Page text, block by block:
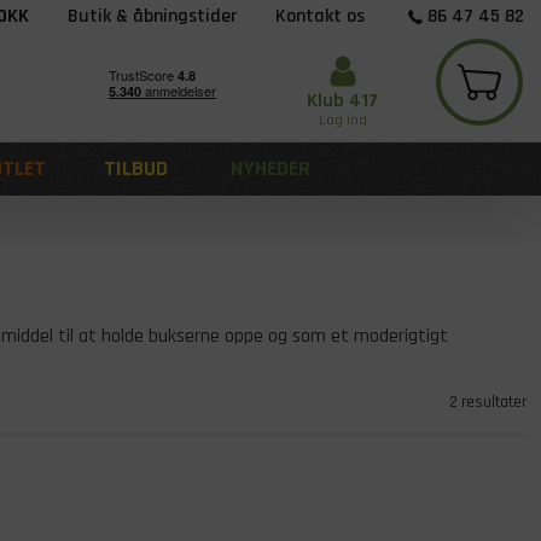
Butik & åbningstider Kontakt os
86 47 45 82
Klub 417
Log ind
TILBUD NYHEDER
til at holde bukserne oppe og som et moderigtigt
2 resultater